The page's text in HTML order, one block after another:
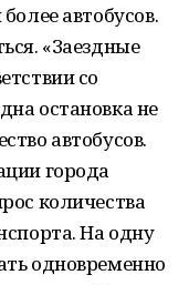
автобусов.
«Заездные
со
остановка не
автобусов.
города
количества
На одну
одновременно